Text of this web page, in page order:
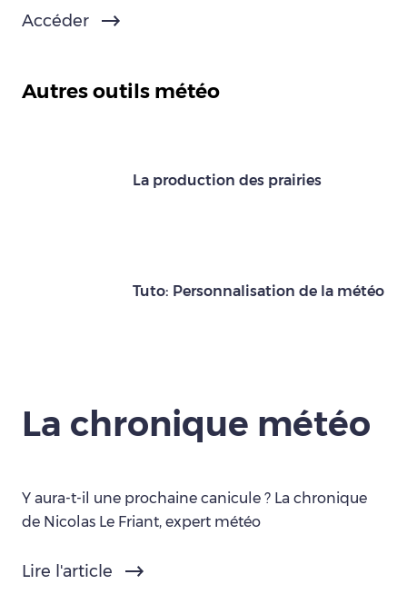
Accéder
Autres outils météo
La production des prairies
Tuto: Personnalisation de la météo
La chronique météo
Y aura-t-il une prochaine canicule ? La chronique
de Nicolas Le Friant, expert météo
Lire l'article